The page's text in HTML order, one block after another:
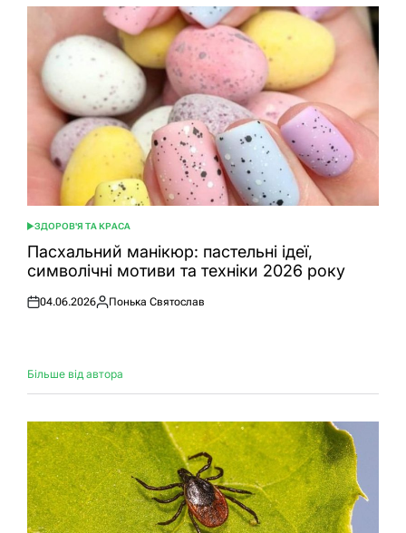
ОПУБЛІКУВАТИ
У
ЗДОРОВ'Я ТА КРАСА
Пасхальний манікюр: пастельні ідеї,
символічні мотиви та техніки 2026 року
Оприлюднено
04.06.2026
Опубліковано
Понька Святослав
Більше від автора